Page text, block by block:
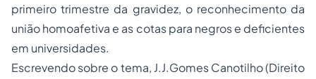
primeiro trimestre da gravidez, o reconhecimento da
união homoafetiva e as cotas para negros e deficientes
em universidades.
Escrevendo sobre o tema, J.J.Gomes Canotilho (Direito